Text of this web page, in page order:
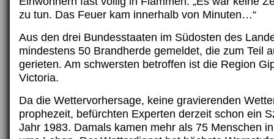
zu tun. Das Feuer kam innerhalb von Minuten…“
Aus den drei Bundesstaaten im Südosten des
mindestens 50 Brandherde gemeldet, die zum Teil
gerieten. Am schwersten betroffen ist die Region
Victoria.
Da die Wettervorhersage, keine gravierenden
prophezeit, befürchten Experten derzeit schon ein
Jahr 1983. Damals kamen mehr als 75 Menschen